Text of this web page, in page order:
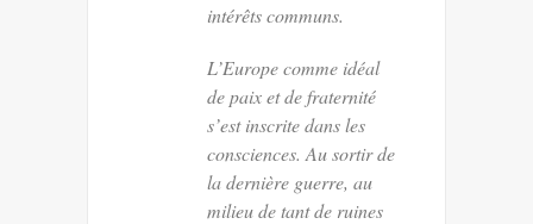
intérêts communs.
L’Europe comme idéal
de paix et de fraternité
s’est inscrite dans les
consciences. Au sortir de
la dernière guerre, au
milieu de tant de ruines